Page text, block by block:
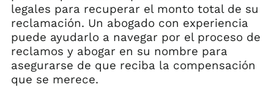
legales para recuperar el monto total de su
reclamación. Un abogado con experiencia
puede ayudarlo a navegar por el proceso de
reclamos y abogar en su nombre para
asegurarse de que reciba la compensación
que se merece.